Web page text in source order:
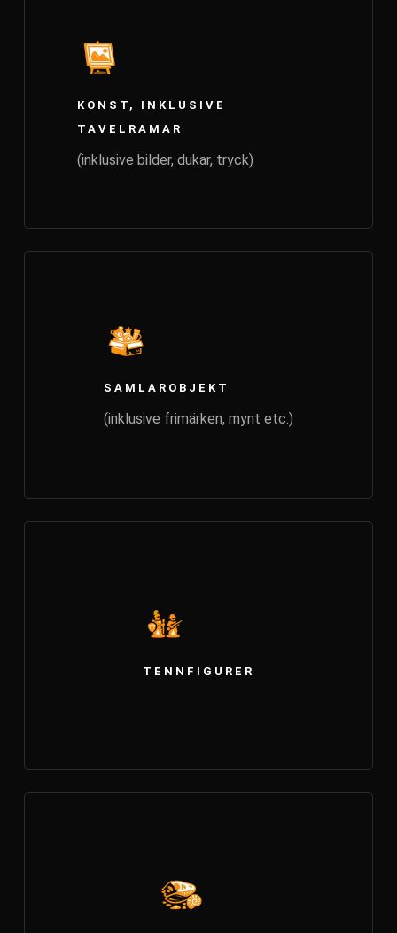
KONST, INKLUSIVE
TAVELRAMAR
(inklusive bilder, dukar, tryck)
SAMLAROBJEKT
(inklusive frimärken, mynt etc.)
TENNFIGURER